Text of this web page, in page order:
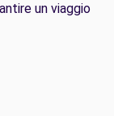
un viaggio